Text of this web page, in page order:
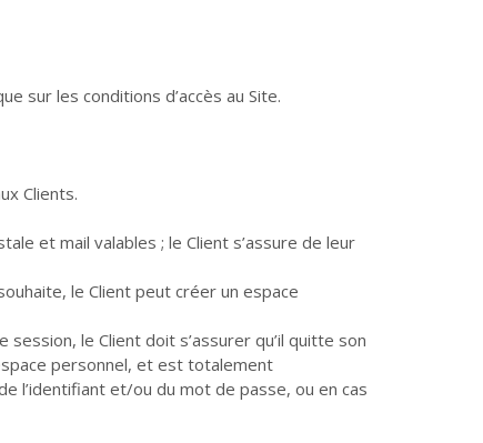
sur les conditions d’accès au Site.
Clients.
et mail valables ; le Client s’assure de leur
le Client peut créer un espace
le Client doit s’assurer qu’il quitte son
personnel, et est totalement
l’identifiant et/ou du mot de passe, ou en cas